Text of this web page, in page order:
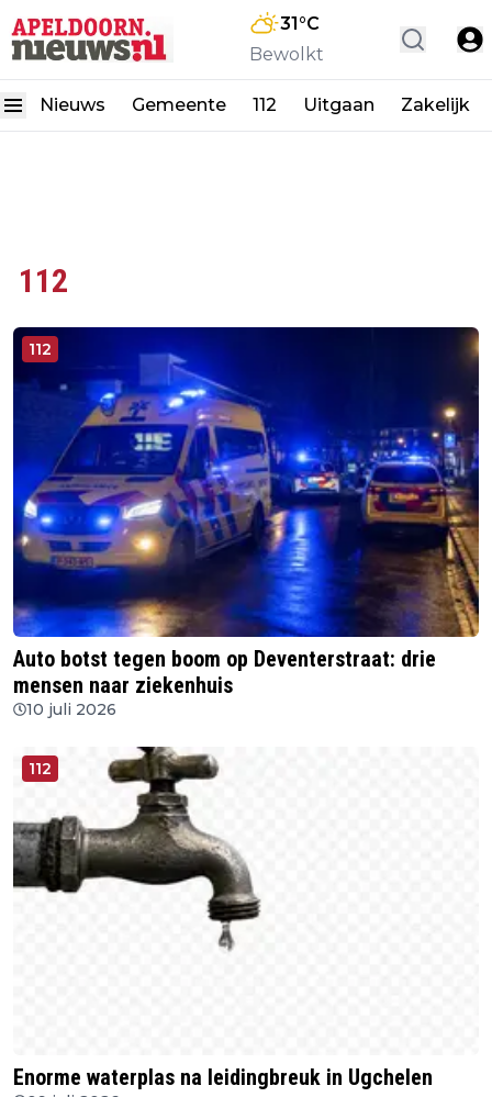
31°C
Bewolkt
Nieuws Gemeente 112 Uitgaan Zakelijk
112
112
Auto botst tegen boom op Deventerstraat: drie
mensen naar ziekenhuis
10 juli 2026
112
Enorme waterplas na leidingbreuk in Ugchelen